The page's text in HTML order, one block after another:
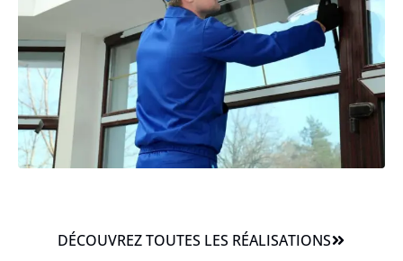
DÉCOUVREZ TOUTES LES RÉALISATIONS